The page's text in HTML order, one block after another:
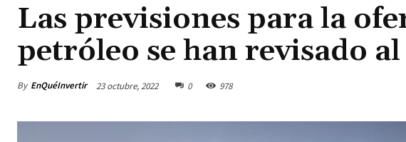
Las previsiones para la
petróleo se han revisado al
By EnQuéInvertir 23 octubre, 2022 0 978